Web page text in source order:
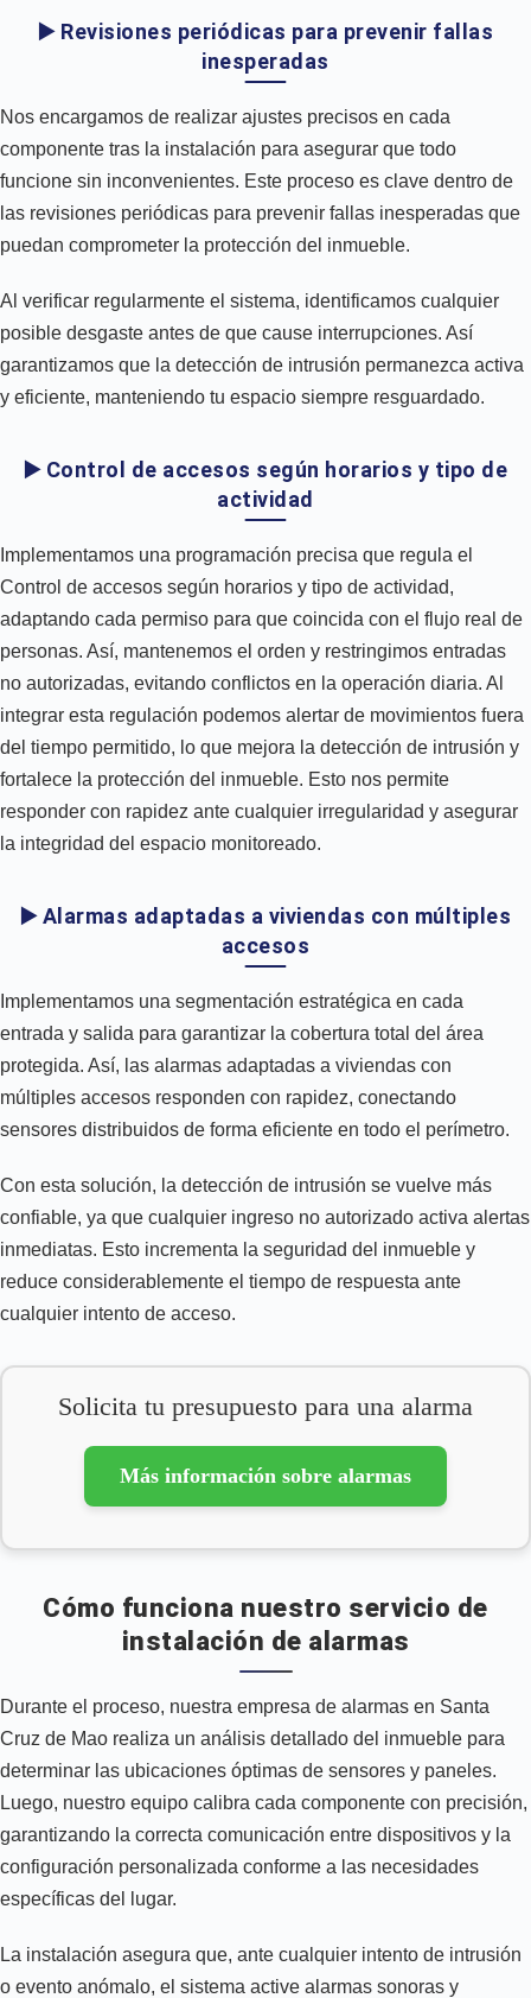
▶️ Revisiones periódicas para prevenir fallas
inesperadas
Nos encargamos de realizar ajustes precisos en cada
componente tras la instalación para asegurar que todo
funcione sin inconvenientes. Este proceso es clave dentro de
las revisiones periódicas para prevenir fallas inesperadas que
puedan comprometer la protección del inmueble.
Al verificar regularmente el sistema, identificamos cualquier
posible desgaste antes de que cause interrupciones. Así
garantizamos que la detección de intrusión permanezca activa
y eficiente, manteniendo tu espacio siempre resguardado.
▶️ Control de accesos según horarios y tipo de
actividad
Implementamos una programación precisa que regula el
Control de accesos según horarios y tipo de actividad,
adaptando cada permiso para que coincida con el flujo real de
personas. Así, mantenemos el orden y restringimos entradas
no autorizadas, evitando conflictos en la operación diaria. Al
integrar esta regulación podemos alertar de movimientos fuera
del tiempo permitido, lo que mejora la detección de intrusión y
fortalece la protección del inmueble. Esto nos permite
responder con rapidez ante cualquier irregularidad y asegurar
la integridad del espacio monitoreado.
▶️ Alarmas adaptadas a viviendas con múltiples
accesos
Implementamos una segmentación estratégica en cada
entrada y salida para garantizar la cobertura total del área
protegida. Así, las alarmas adaptadas a viviendas con
múltiples accesos responden con rapidez, conectando
sensores distribuidos de forma eficiente en todo el perímetro.
Con esta solución, la detección de intrusión se vuelve más
confiable, ya que cualquier ingreso no autorizado activa alertas
inmediatas. Esto incrementa la seguridad del inmueble y
reduce considerablemente el tiempo de respuesta ante
cualquier intento de acceso.
Solicita tu presupuesto para una alarma
Más información sobre alarmas
Cómo funciona nuestro servicio de
instalación de alarmas
Durante el proceso, nuestra empresa de alarmas en Santa
Cruz de Mao realiza un análisis detallado del inmueble para
determinar las ubicaciones óptimas de sensores y paneles.
Luego, nuestro equipo calibra cada componente con precisión,
garantizando la correcta comunicación entre dispositivos y la
configuración personalizada conforme a las necesidades
específicas del lugar.
La instalación asegura que, ante cualquier intento de intrusión
o evento anómalo, el sistema active alarmas sonoras y